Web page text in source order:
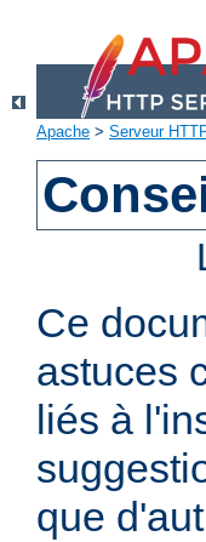
Apache > Serveur
Ce
astuces
liés à
que